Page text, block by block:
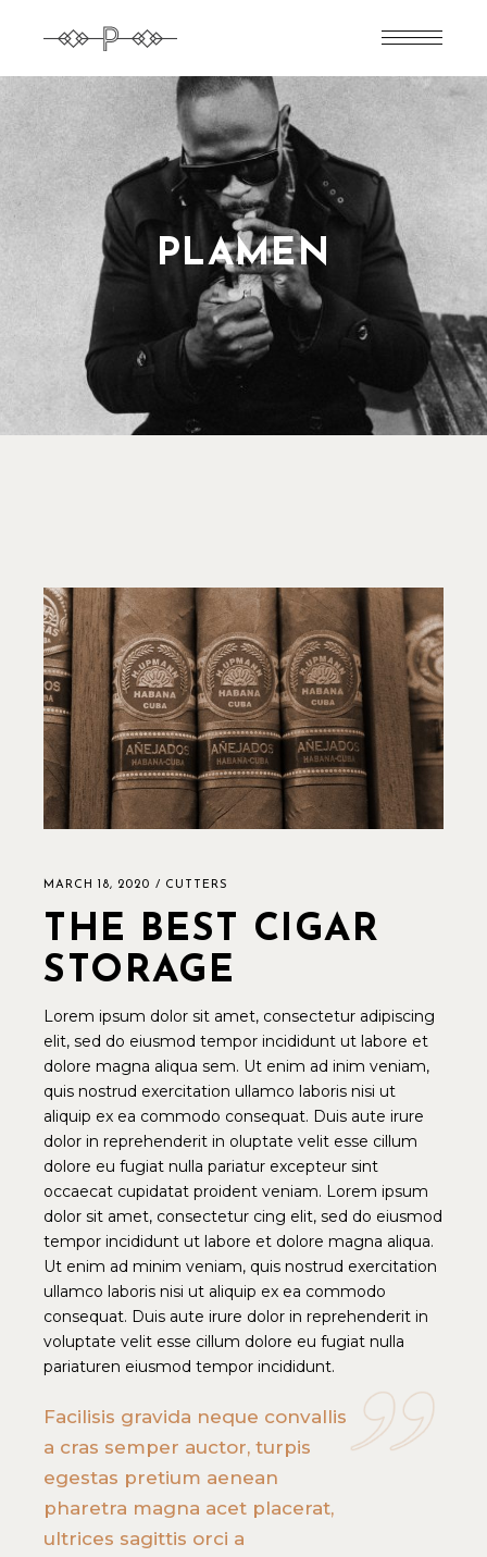
PLAMEN
MARCH 18, 2020 CUTTERS
THE BEST CIGAR
STORAGE
Lorem ipsum dolor sit amet, consectetur adipiscing
elit, sed do eiusmod tempor incididunt ut labore et
dolore magna aliqua sem. Ut enim ad inim veniam,
quis nostrud exercitation ullamco laboris nisi ut
aliquip ex ea commodo consequat. Duis aute irure
dolor in reprehenderit in oluptate velit esse cillum
dolore eu fugiat nulla pariatur excepteur sint
occaecat cupidatat proident veniam. Lorem ipsum
dolor sit amet, consectetur cing elit, sed do eiusmod
tempor incididunt ut labore et dolore magna aliqua.
Ut enim ad minim veniam, quis nostrud exercitation
ullamco laboris nisi ut aliquip ex ea commodo
consequat. Duis aute irure dolor in reprehenderit in
voluptate velit esse cillum dolore eu fugiat nulla
pariaturen eiusmod tempor incididunt.
Facilisis gravida neque convallis
a cras semper auctor, turpis
egestas pretium aenean
pharetra magna acet placerat,
ultrices sagittis orci a